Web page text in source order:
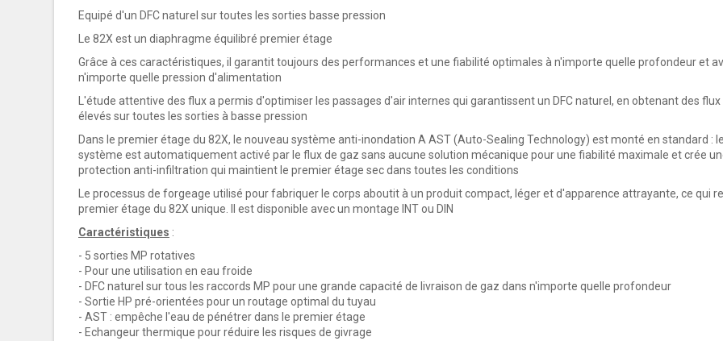
Equipé d'un DFC naturel sur toutes les sorties basse pression
Le 82X est un diaphragme équilibré premier étage
Grâce à ces caractéristiques, il garantit toujours des performances et une fiabilité optimales à n'importe quelle profondeur et
n'importe quelle pression d'alimentation
L'étude attentive des flux a permis d'optimiser les passages d'air internes qui garantissent un DFC naturel, en obtenant des flux
élevés sur toutes les sorties à basse pression
Dans le premier étage du 82X, le nouveau système anti-inondation A AST(Auto-Sealing Technology) est monté en standard :
système est automatiquement activé par le flux de gaz sans aucune solution mécanique pour une fiabilité maximale et crée
protection anti-infiltration qui maintient le premier étage sec dans toutes les conditions
Le processus de forgeage utilisé pour fabriquer le corps aboutit à un produit compact, léger et d'apparence attrayante, ce qui
premier étage du 82X unique. Il est disponible avec un montage INT ou DIN
Caractéristiques :
- 5 sorties MP rotatives
- Pour une utilisation en eau froide
- DFC naturel sur tous les raccords MP pour une grande capacité de livraison de gaz dans n'importe quelle profondeur
- Sortie HP pré-orientées pour un routage optimal du tuyau
- AST : empêche l'eau de pénétrer dans le premier étage
- Echangeur thermique pour réduire les risques de givrage